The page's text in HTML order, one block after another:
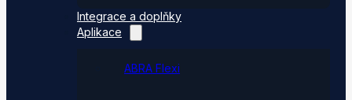
Integrace a doplňky
Aplikace
ABRA Flexi